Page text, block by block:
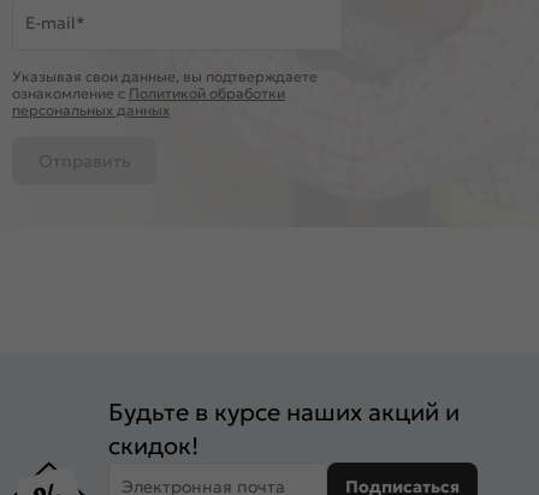
E-mail*
Указывая свои данные, вы подтверждаете
ознакомление c Политикой обработки
персональных данных
Отправить
Будьте в курсе наших акций и
скидок!
Электронная почта Подписаться